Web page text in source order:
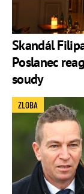
Skandál
Poslanec
soudy
ZLOBA